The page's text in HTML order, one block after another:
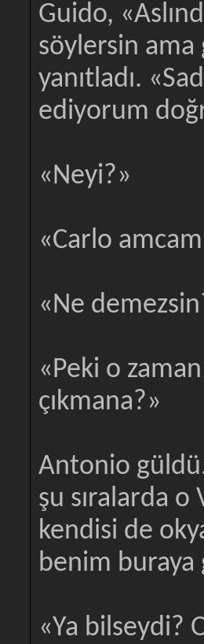
Guido,
söylersin
yanıtladı.
ediyorum
«Neyi?»
«Carlo
«Ne
«Peki o
çıkmana?»
Antonio
şu sıralarda o
kendisi de
benim
«Ya bilseydi?